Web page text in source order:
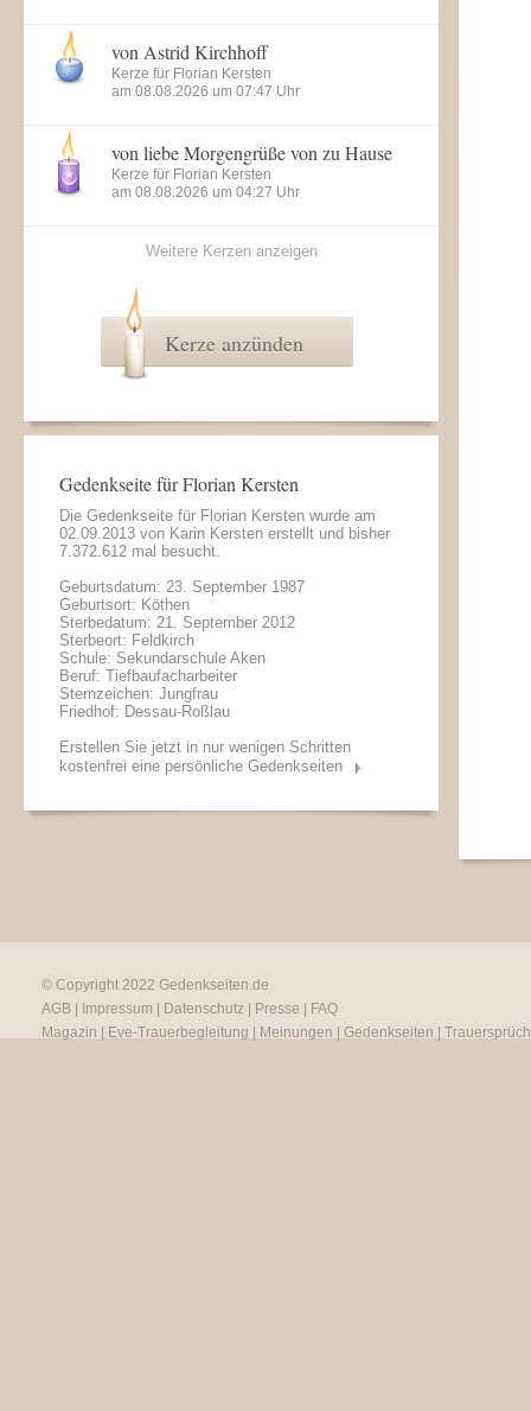
von Astrid Kirchhoff
Kerze für Florian Kersten
am 08.08.2026 um 07:47 Uhr
von liebe Morgengrüße von zu Hause
Kerze für Florian Kersten
am 08.08.2026 um 04:27 Uhr
Weitere Kerzen anzeigen
Kerze anzünden
Gedenkseite für Florian Kersten
Die Gedenkseite für Florian Kersten wurde am
02.09.2013 von Karin Kersten erstellt und bisher
7.372.612 mal besucht.
Geburtsdatum: 23. September 1987
Geburtsort: Köthen
Sterbedatum: 21. September 2012
Sterbeort: Feldkirch
Schule: Sekundarschule Aken
Beruf: Tiefbaufacharbeiter
Sternzeichen: Jungfrau
Friedhof: Dessau-Roßlau
Erstellen Sie jetzt in nur wenigen Schritten
kostenfrei eine persönliche Gedenkseiten
© Copyright 2022 Gedenkseiten.de
AGB
Impressum Datenschutz Presse
FAQ
Magazin
Eve-Trauerbegleitung Meinungen Gedenkseiten